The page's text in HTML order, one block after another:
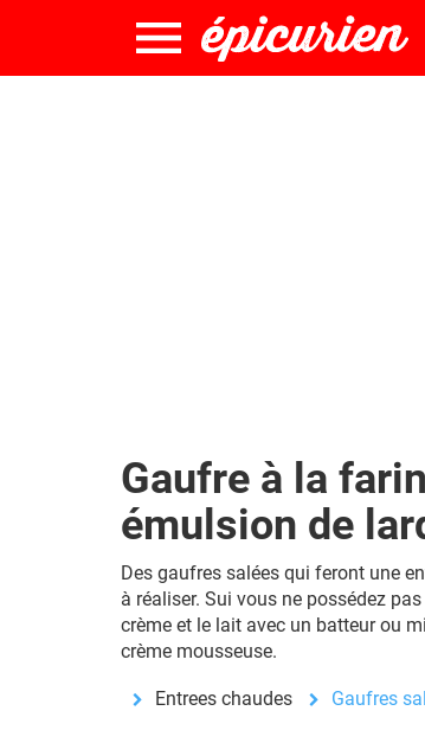
Gaufre à la
émulsion de
Des gaufres salées qui feront une
à réaliser. Sui vous ne possédez
crème et le lait avec un batteur ou
crème mousseuse.
Entrees chaudes Gaufres